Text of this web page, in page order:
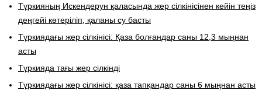
Түркияның Искендерун қаласында жер сілкінісінен кейін теңіз
деңгейі көтеріліп, қаланы су басты
Түркиядағы жер сілкінісі: Қаза болғандар саны 12,3 мыңнан
асты
Түркияда тағы жер сілкінді
Түркиядағы жер сілкінісі: қаза тапқандар саны 6 мыңнан асты